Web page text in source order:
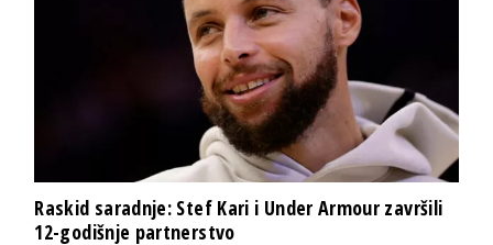
Raskid saradnje: Stef Kari i Under Armour završili
12-godišnje partnerstvo